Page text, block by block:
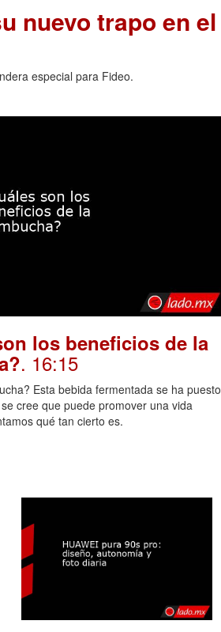
nuevo trapo en el
especial para Fideo.
los beneficios de la
. 16:15
Esta bebida fermentada se ha puesto
cree que puede promover una vida
qué tan cierto es.